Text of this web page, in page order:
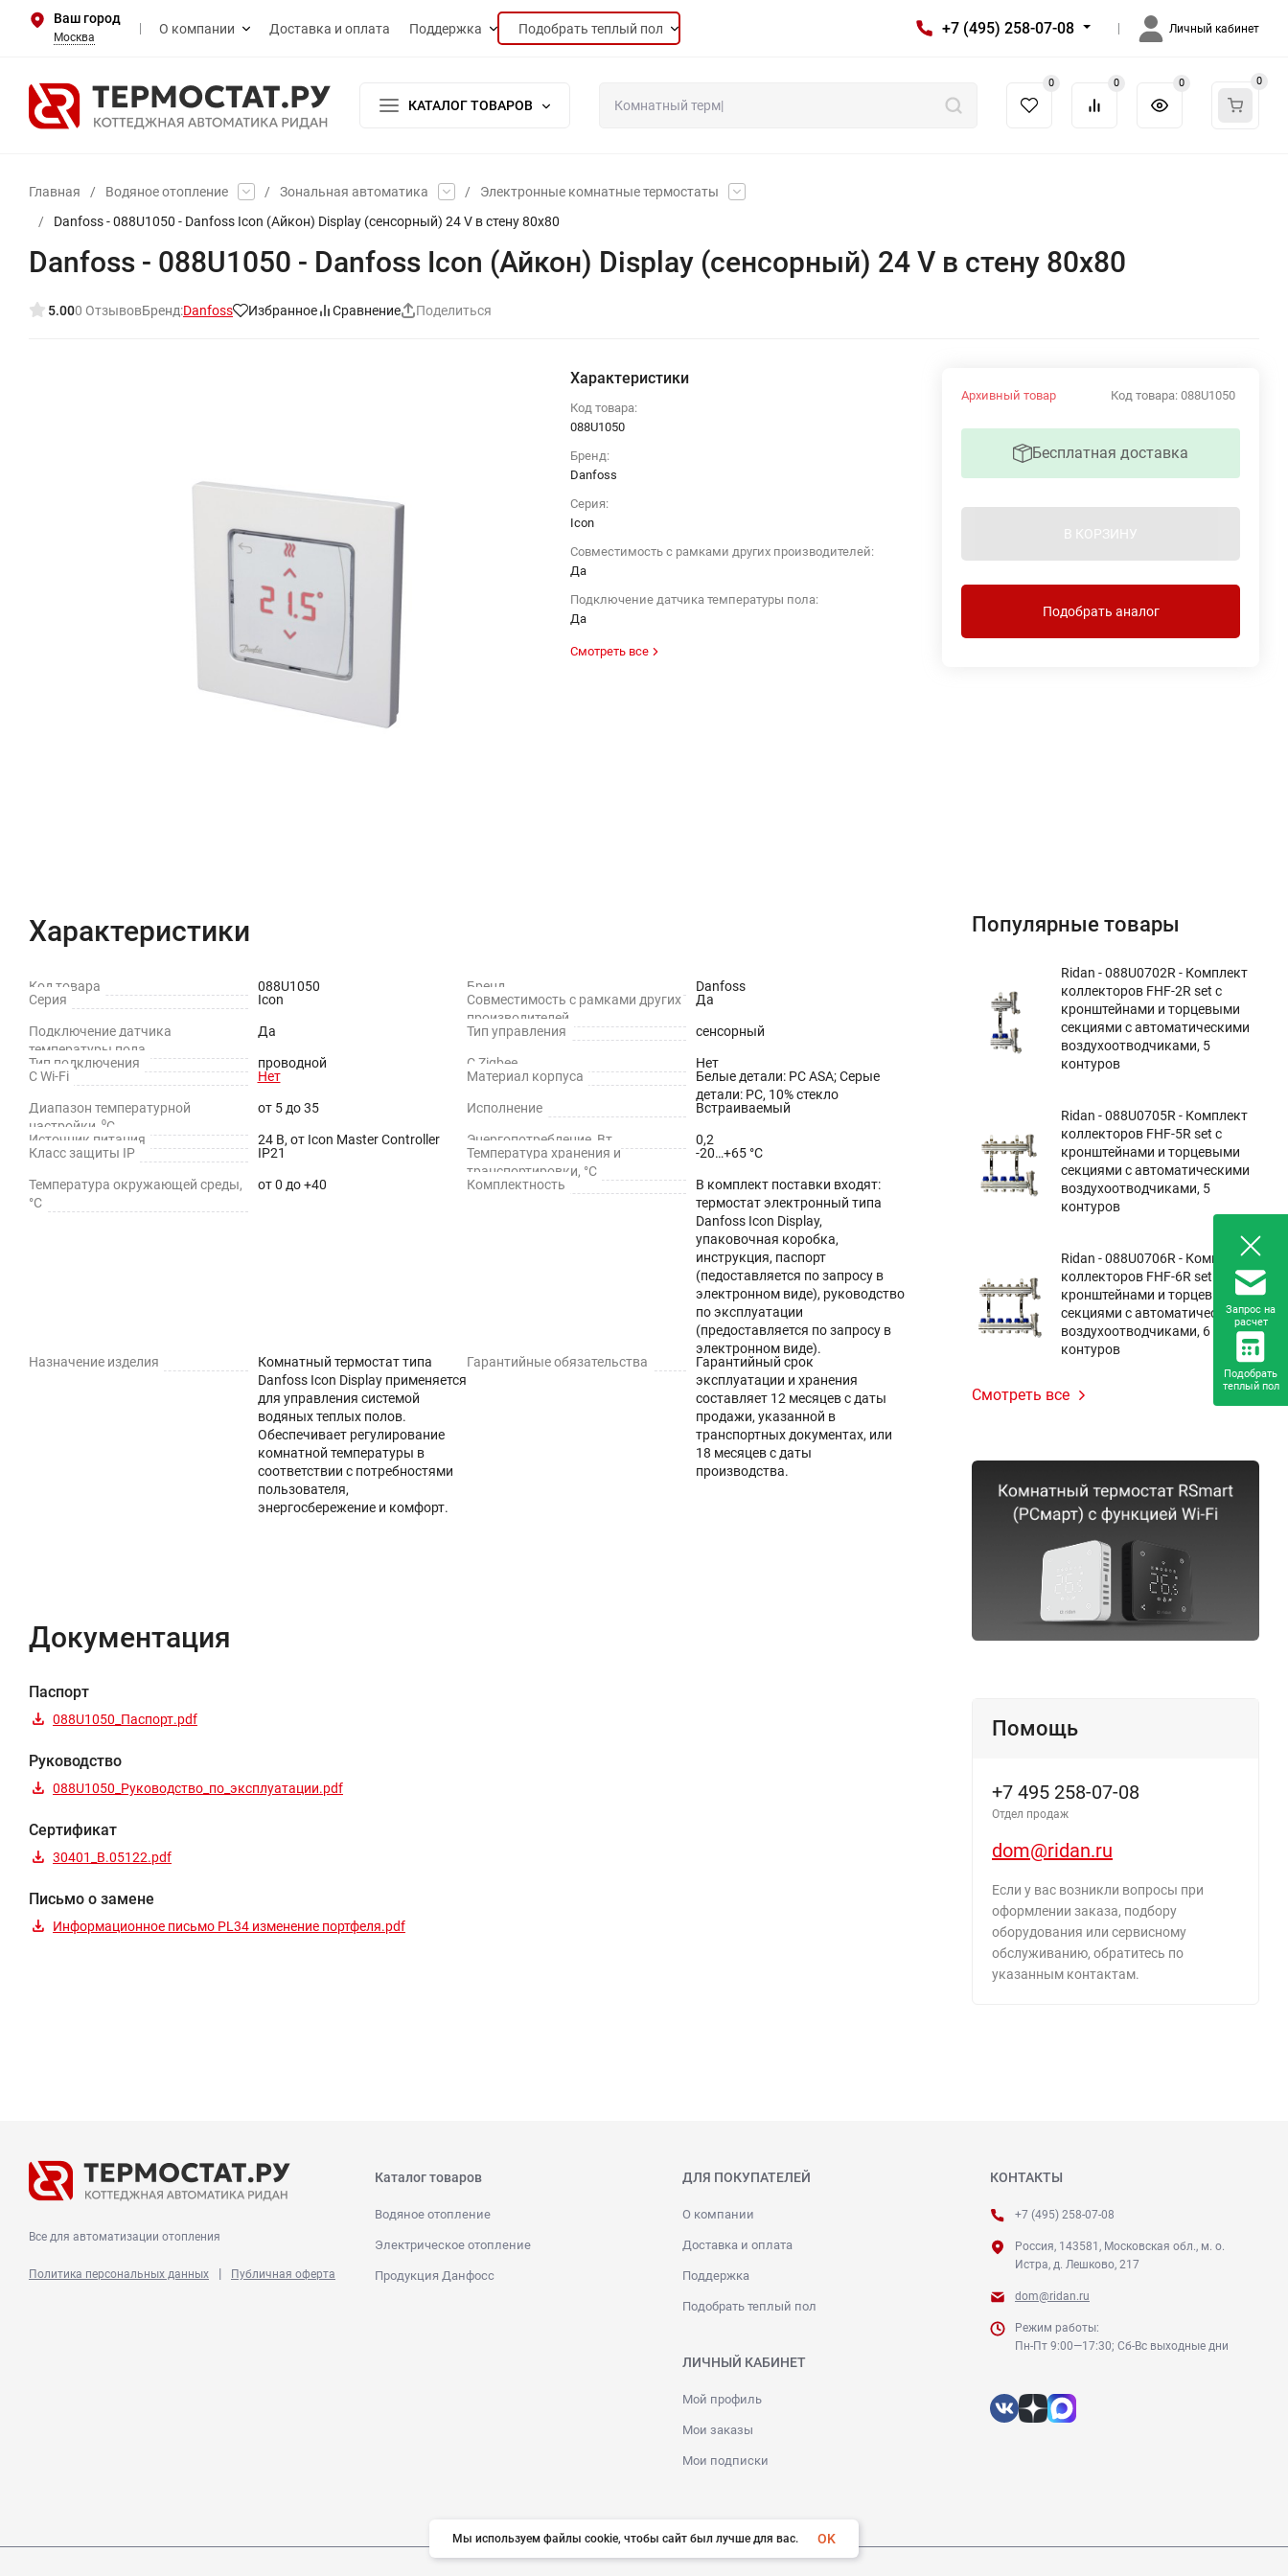
Ваш город
Москва
О компании Доставка и оплата Поддержка Подобрать теплый пол +7 (495) 258-07-08 Личный кабинет
КАТАЛОГ ТОВАРОВ
0 0 0 0
Главная / Водяное отопление / Зональная автоматика /
Электронные комнатные термостаты
/
Danfoss - 088U1050 - Danfoss Icon (Айкон) Display (сенсорный) 24 V в стену 80х80
Danfoss - 088U1050 - Danfoss Icon (Айкон) Display (сенсорный) 24 V в стену 80х80
5.000 ОтзывовБренд:Danfoss Избранное Сравнение Поделиться
Характеристики
Код товара:
088U1050
Бренд:
Danfoss
Серия:
Icon
Совместимость с рамками других производителей:
Да
Подключение датчика температуры пола:
Да
Смотреть все
Код товара: 088U1050
Архивный товар
Бесплатная доставка
В КОРЗИНУ
Подобрать аналог
Характеристики
Код товара 088U1050 Бренд
Danfoss
Серия
Icon
Совместимость с рамками других
производителей
Да
Подключение датчика
температуры пола
Да Тип управления сенсорный
Тип подключения проводной С Zigbee
Нет
С Wi-Fi
Нет Материал корпуса
Белые детали: PC ASA; Серые
детали: PC, 10% стекло
Диапазон температурной
настройки, ⁰С
от 5 до 35 Исполнение Встраиваемый
Источник питания 24 В, от Icon Master Controller Энергопотребление, Вт
0,2
Класс защиты IP
IP21
Температура хранения и
транспортировки, °С
-20…+65 °С
Температура окружающей среды,
°С
от 0 до +40 Комплектность
В комплект поставки входят:
термостат электронный типа
Danfoss Icon Display,
упаковочная коробка,
инструкция, паспорт
(педоставляется по запросу в
электронном виде), руководство
по эксплуатации
(предоставляется по запросу в
электронном виде).
Назначение изделия
Комнатный термостат типа
Danfoss Icon Display применяется
для управления системой
водяных теплых полов.
Обеспечивает регулирование
комнатной температуры в
соответствии с потребностями
пользователя,
энергосбережение и комфорт.
Гарантийные обязательства
Гарантийный срок
эксплуатации и хранения
составляет 12 месяцев с даты
продажи, указанной в
транспортных документах, или
18 месяцев с даты
производства.
Документация
Паспорт
088U1050_Паспорт.pdf
Руководство
088U1050_Руководство_по_эксплуатации.pdf
Сертификат
30401_B.05122.pdf
Письмо о замене
Информационное письмо PL34 изменение портфеля.pdf
Популярные товары
Ridan - 088U0702R - Комплект
коллекторов FHF-2R set с
кронштейнами и торцевыми
секциями с автоматическими
воздухоотводчиками, 5
контуров
Ridan - 088U0705R - Комплект
коллекторов FHF-5R set с
кронштейнами и торцевыми
секциями с автоматическими
воздухоотводчиками, 5
контуров
Ridan - 088U0706R - Комплект
коллекторов FHF-6R set с
кронштейнами и торцевыми
секциями с автоматическими
воздухоотводчиками, 6
контуров
Смотреть все
Помощь
+7 495 258-07-08
Отдел продаж
dom@ridan.ru
Если у вас возникли вопросы при
оформлении заказа, подбору
оборудования или сервисному
обслуживанию, обратитесь по
указанным контактам.
Все для автоматизации отопления
Политика персональных данных | Публичная оферта
Каталог товаров
Водяное отопление
Электрическое отопление
Продукция Данфосс
ДЛЯ ПОКУПАТЕЛЕЙ
О компании
Доставка и оплата
Поддержка
Подобрать теплый пол
ЛИЧНЫЙ КАБИНЕТ
Мой профиль
Мои заказы
Мои подписки
КОНТАКТЫ
+7 (495) 258-07-08
Россия, 143581, Московская обл., м. о.
Истра, д. Лешково, 217
dom@ridan.ru
Режим работы:
Пн-Пт 9:00—17:30; Сб-Вс выходные дни
Мы используем файлы cookie, чтобы сайт был лучше для вас. OK
Запрос на
расчет
Подобрать
теплый пол